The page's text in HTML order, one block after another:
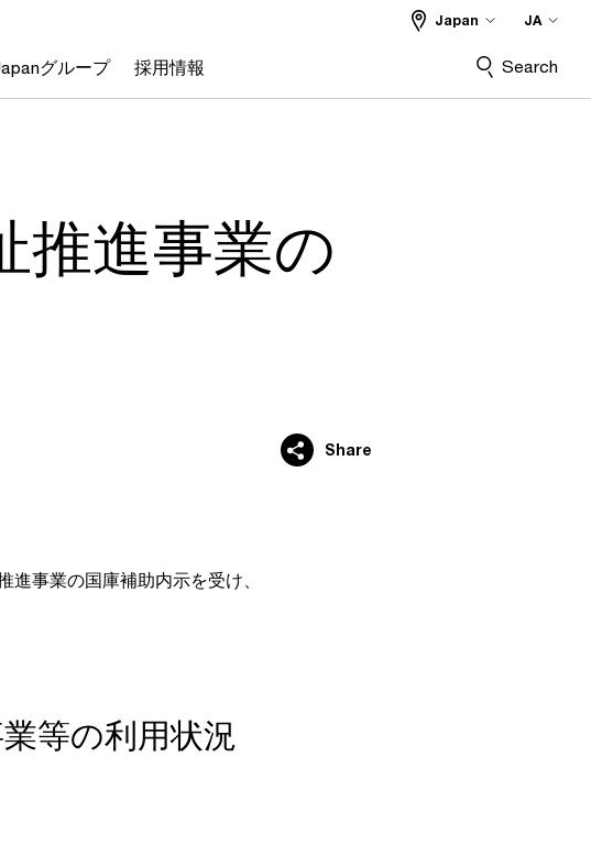
グループ 採用情報
Japan JA
Search
推進事業の
Share
事業の国庫補助内示を受け、
等の利用状況